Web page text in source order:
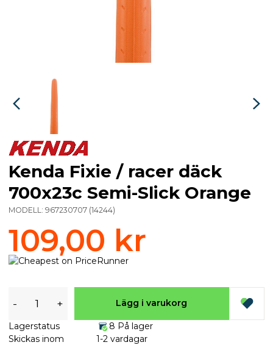
Kenda Fixie / racer däck
700x23c Semi-Slick Orange
MODELL: 967230707 (14244)
109,00 kr
- + Lägg i varukorg
Lagerstatus
8 På lager
Skickas inom
1-2 vardagar